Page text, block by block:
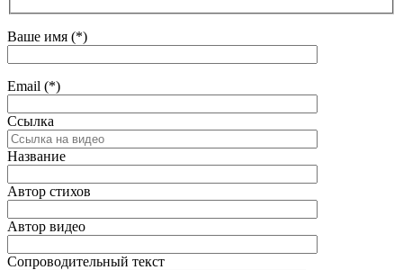
Ваше имя (*)
Email (*)
Ссылка
Название
Автор стихов
Автор видео
Сопроводительный текст